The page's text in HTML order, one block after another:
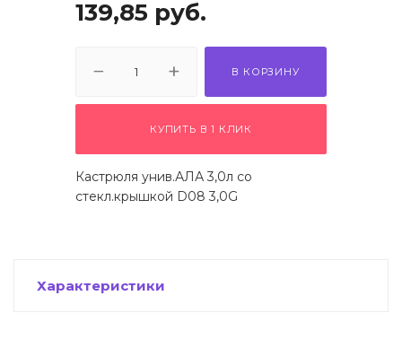
139,85 руб.
В КОРЗИНУ
КУПИТЬ В 1 КЛИК
Кастрюля унив.АЛА 3,0л со
стекл.крышкой D08 3,0G
Характеристики